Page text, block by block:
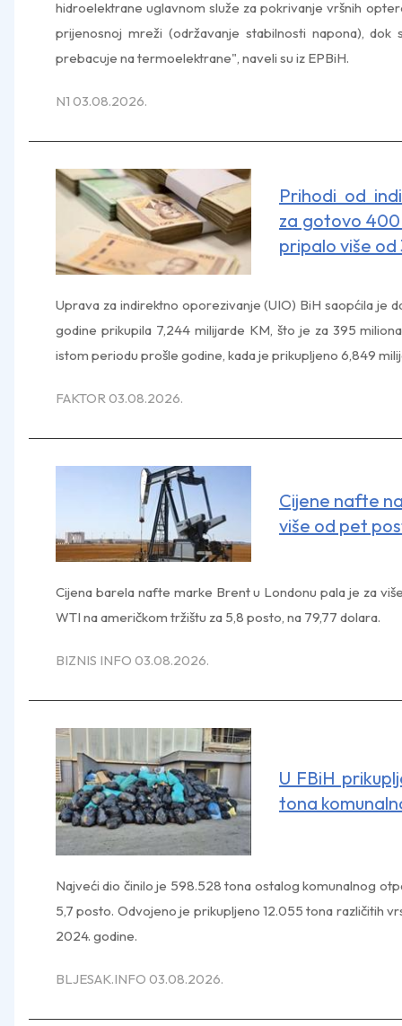
hidroelektrane uglavnom služe za pokrivanje vršnih
prijenosnoj mreži (održavanje stabilnosti napona),
prebacuje na termoelektrane", naveli su iz EPBiH.
N1 03.08.2026.
Prihodi od
za gotovo
pripalo više od
Uprava za indirektno oporezivanje (UIO) BiH saopćila je
godine prikupila 7,244 milijarde KM, što je za 395
istom periodu prošle godine, kada je prikupljeno 6,849
FAKTOR 03.08.2026.
Cijene nafte
više od pet
Cijena barela nafte marke Brent u Londonu pala je za
WTI na američkom tržištu za 5,8 posto, na 79,77 dolara.
BIZNIS INFO 03.08.2026.
U FBiH
tona
Najveći dio činilo je 598.528 tona ostalog komunalnog
5,7 posto. Odvojeno je prikupljeno 12.055 tona različitih
2024. godine.
BLJESAK.INFO 03.08.2026.